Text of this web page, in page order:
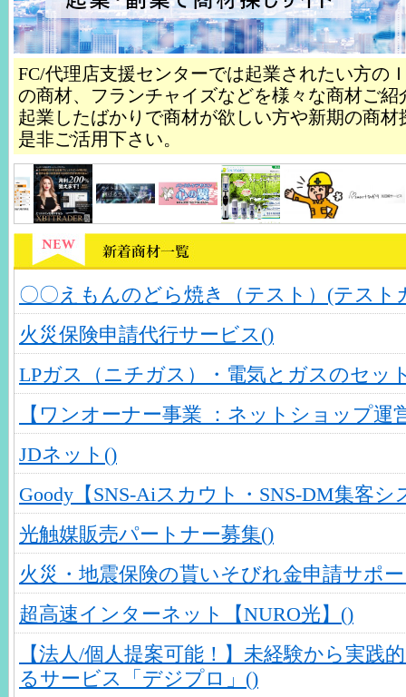
FC/代理店支援センターでは起業されたい方の
の商材、フランチャイズなどを様々な商材ご
起業したばかりで商材が欲しい方や新期の商材
是非ご活用下さい。
〇〇えもんのどら焼き（テスト）(テスト
火災保険申請代行サービス()
LPガス（ニチガス）・電気とガスのセッ
【ワンオーナー事業 ：ネットショップ運
JDネット()
Goody【SNS-Aiスカウト・SNS-DM集客シ
光触媒販売パートナー募集()
火災・地震保険の貰いそびれ金申請サポ
超高速インターネット【NURO光】()
【法人/個人提案可能！】未経験から実践
るサービス「デジプロ」()